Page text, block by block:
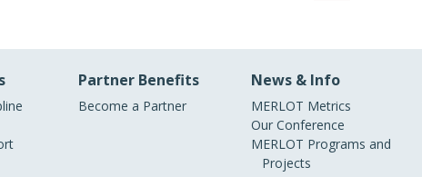
Partner Benefits
Become a Partner
News & Info
MERLOT Metrics
Our Conference
MERLOT Programs and
Projects